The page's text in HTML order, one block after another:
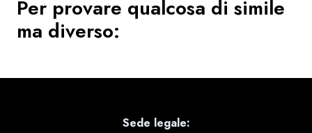
Per provare qualcosa di simile
ma diverso:
Sede legale: